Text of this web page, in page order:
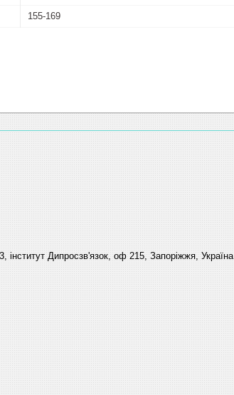
155-169
інститут Дипросзв'язок, оф 215, Запоріжжя, Україна